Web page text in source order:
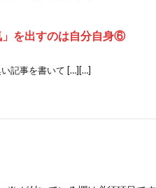
を出すのは自分自身⑥
記事を書いて […][…]